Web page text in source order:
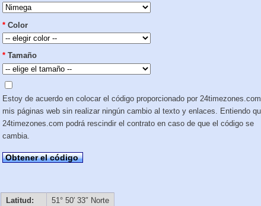
* Color
* Tamaño
Estoy de acuerdo en colocar el código proporcionado por
mis páginas web sin realizar ningún cambio al texto y enlaces. Entiendo
24timezones.com podrá rescindir el contrato en caso de que el código se
cambia.
Obtener el código
Latitud:
51° 50′ 33″ Norte